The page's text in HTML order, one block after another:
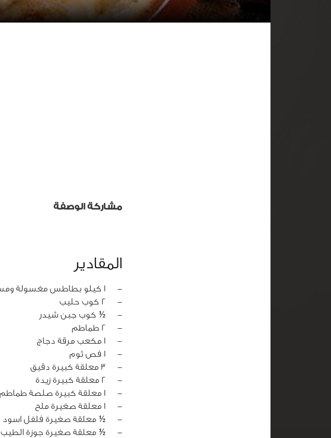
مشاركة الوصفة
المقادير
‏-
1 كيلو بطاطس مغسولة ومسلووقة
‏-
2 كوب حليب
‏-
½ كوب جبن شيدر
‏-
2 طماطم
‏-
1 مكعب مرقة دجاج
‏-
1 فص ثوم
‏-
3 معلقة كبيرة دقيق
‏-
2 معلقة كبيرة زيدة
‏-
1 معلقة كبيرة صلصة طماطم
‏-
1 معلقة صغيرة ملح
‏-
½ معلقة صغيرة فلفل اسود
‏-
½ معلقة صغيرة جوزة الطيب